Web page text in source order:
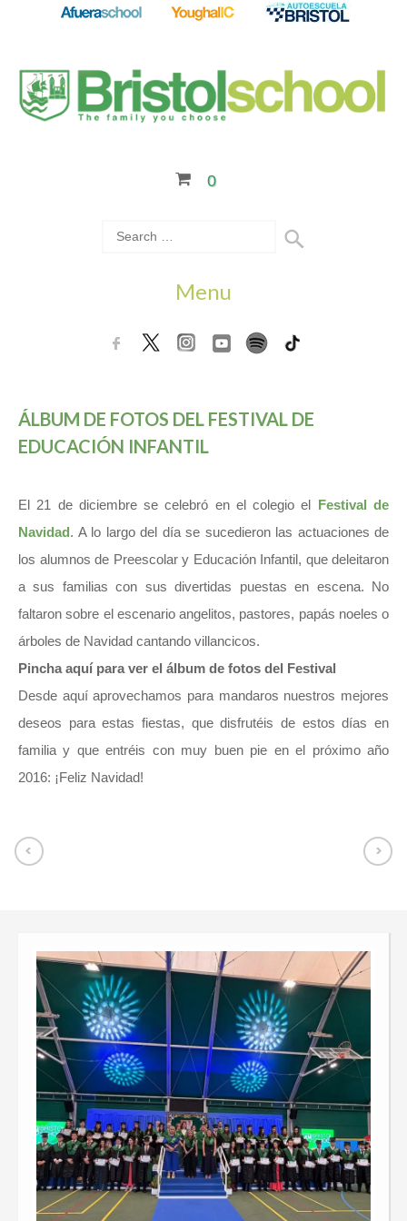
0
Menu
ÁLBUM DE FOTOS DEL FESTIVAL DE
EDUCACIÓN INFANTIL
El 21 de diciembre se celebró en el colegio el Festival de
Navidad. A lo largo del día se sucedieron las actuaciones de
los alumnos de Preescolar y Educación Infantil, que deleitaron
a sus familias con sus divertidas puestas en escena. No
faltaron sobre el escenario angelitos, pastores, papás noeles o
árboles de Navidad cantando villancicos.
Pincha aquí para ver el álbum de fotos del Festival
Desde aquí aprovechamos para mandaros nuestros mejores
deseos para estas fiestas, que disfrutéis de estos días en
familia y que entréis con muy buen pie en el próximo año
2016: ¡Feliz Navidad!